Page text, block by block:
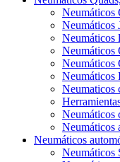
Neumáticos
Neumáticos
Neumáticos
Neumáticos
Neumáticos
Neumáticos
Neumaticos
Neumáticos
Neumáticos
Neumáticos
Neumáticos